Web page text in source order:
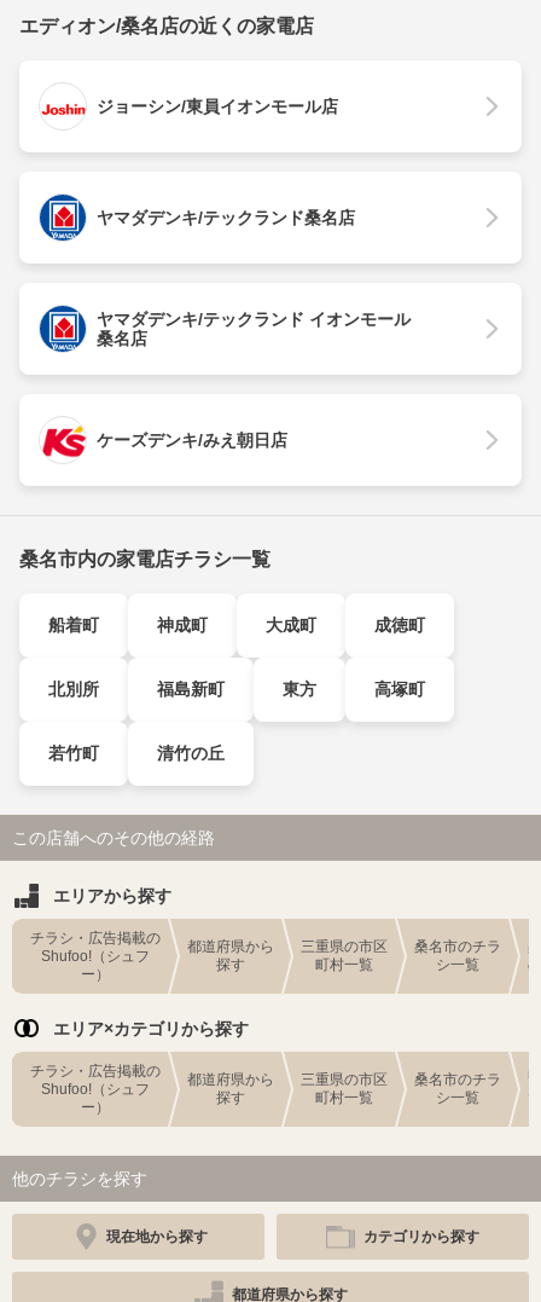
エディオン/桑名店の近くの家電店
ジョーシン/東員イオンモール店
ヤマダデンキ/テックランド桑名店
ヤマダデンキ/テックランド イオンモール
桑名店
ケーズデンキ/みえ朝日店
桑名市内の家電店チラシ一覧
船着町 神成町 大成町 成徳町
北別所 福島新町 東方 高塚町
若竹町 清竹の丘
この店舗へのその他の経路
エリアから探す
チラシ・広告掲載の
Shufoo!（シュフ
ー）
都道府県から
探す
三重県の市区
町村一覧
桑名市のチラ
シ一覧
エリア×カテゴリから探す
チラシ・広告掲載の
Shufoo!（シュフ
ー）
都道府県から
探す
三重県の市区
町村一覧
桑名市のチラ
シ一覧
他のチラシを探す
現在地から探す カテゴリから探す
都道府県から探す